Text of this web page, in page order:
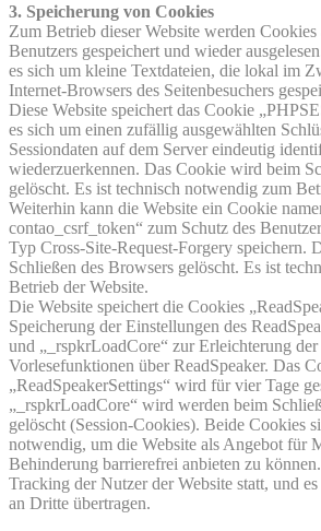
3. Speicherung von Cookies
Zum Betrieb dieser Website werden
Benutzers gespeichert und wieder
es sich um kleine Textdateien, die lokal im
Internet-Browsers des Seitenbesuchers
Diese Website speichert das Cookie
es sich um einen zufällig ausgewählten
Sessiondaten auf dem Server eindeutig
wiederzuerkennen. Das Cookie wird beim
gelöscht. Es ist technisch notwendig zum
Weiterhin kann die Website ein Cookie
contao_csrf_token“ zum Schutz des
Typ Cross-Site-Request-Forgery speichern.
Schließen des Browsers gelöscht. Es ist
Betrieb der Website.
Die Website speichert die Cookies
Speicherung der Einstellungen des
und „_rspkrLoadCore“ zur Erleichterung
Vorlesefunktionen über ReadSpeaker. Das
„ReadSpeakerSettings“ wird für vier Tage
„_rspkrLoadCore“ wird werden beim
gelöscht (Session-Cookies). Beide Cookies
notwendig, um die Website als Angebot für
Behinderung barrierefrei anbieten zu
Tracking der Nutzer der Website statt, und
an Dritte übertragen.